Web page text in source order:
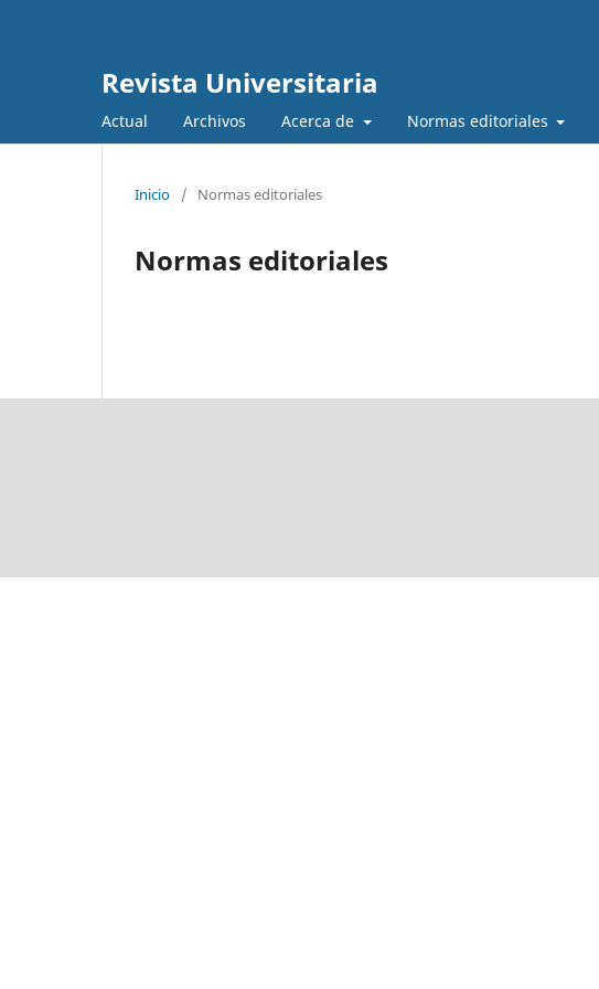
Revista Universitaria
Actual Archivos Acerca de Normas editoriales
Inicio / Normas editoriales
Normas editoriales